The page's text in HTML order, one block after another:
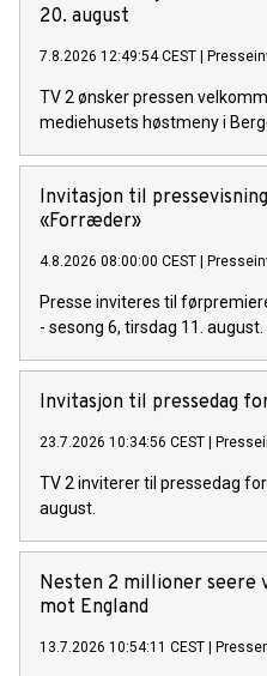
20. august
7.8.2026 12:49:54 CEST
TV 2 ønsker pressen
mediehusets høstmeny i
Invitasjon til
«Forræder»
4.8.2026 08:00:00 CEST
Presse inviteres til
- sesong 6, tirsdag 11. august.
Invitasjon til pressedag
23.7.2026 10:34:56 CEST
TV 2 inviterer til pressedag
august.
Nesten 2 millioner seere
mot England
13.7.2026 10:54:11 CEST